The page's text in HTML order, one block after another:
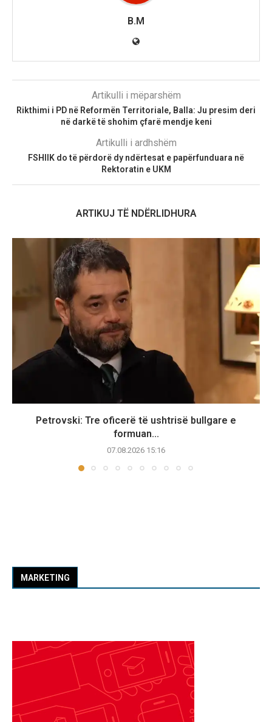
B.M
Artikulli i mëparshëm
Rikthimi i PD në Reformën Territoriale, Balla: Ju presim deri
në darkë të shohim çfarë mendje keni
Artikulli i ardhshëm
FSHIIK do të përdorë dy ndërtesat e papërfunduara në
Rektoratin e UKM
ARTIKUJ TË NDËRLIDHURA
Petrovski: Tre oficerë të ushtrisë bullgare e
formuan...
07.08.2026 15:16
MARKETING